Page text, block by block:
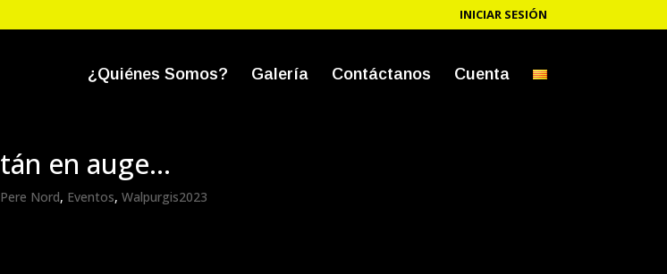
INICIAR SESIÓN
¿Quiénes Somos? Galería Contáctanos Cuenta
en auge…
Nord, Eventos, Walpurgis2023